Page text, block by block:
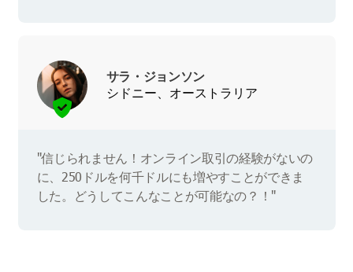
サラ・ジョンソン
シドニー、オーストラリア
"信じられません！オンライン取引の経験がないの
に、250ドルを何千ドルにも増やすことができま
した。どうしてこんなことが可能なの？！"